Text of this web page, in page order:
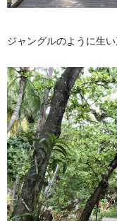
ジャングルのように生